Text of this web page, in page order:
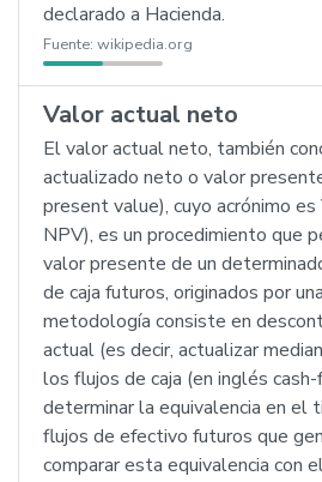
declarado a Hacienda.
Fuente: wikipedia.org
Valor actual neto
El valor actual neto, también
actualizado neto o valor
present value), cuyo acrónimo
NPV), es un procedimiento que
valor presente de un
de caja futuros, originados por
metodología consiste en
actual (es decir, actualizar
los flujos de caja (en inglés
determinar la equivalencia en el
flujos de efectivo futuros que
comparar esta equivalencia con